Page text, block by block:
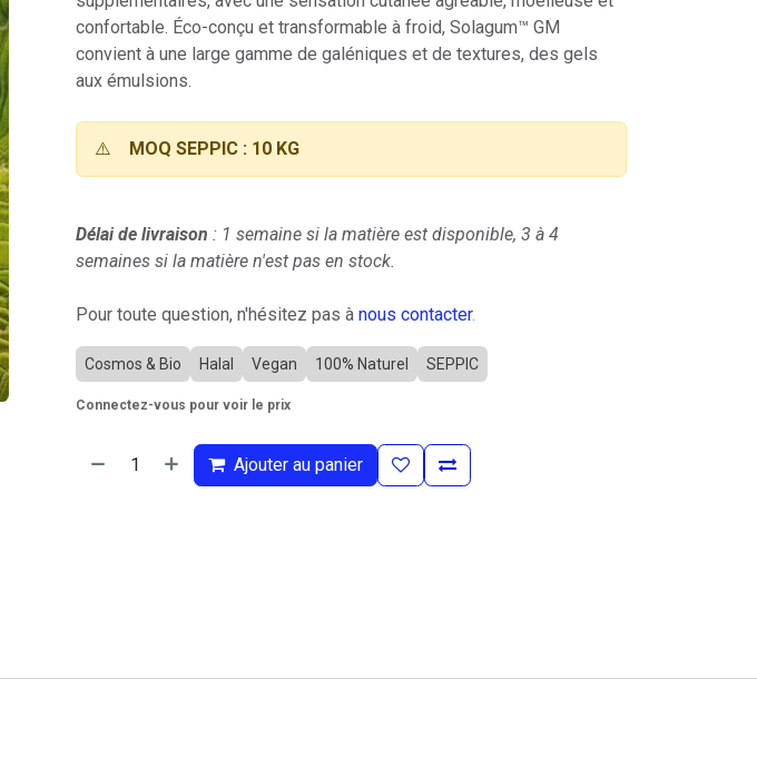
confortable. Éco-conçu et transformable à froid, Solagum™ GM
convient à une large gamme de galéniques et de textures, des gels
aux émulsions.
⚠️ MOQ SEPPIC : 10 KG
Délai de livraison : 1 semaine si la matière est disponible, 3 à 4
semaines si la matière n'est pas en stock.
Pour toute question, n'hésitez pas à nous contacter.
Cosmos & Bio Halal Vegan 100% Naturel SEPPIC
Connectez-vous pour voir le prix
Ajouter au panier